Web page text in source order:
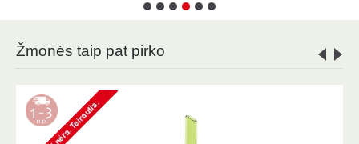
Žmonės taip pat pirko